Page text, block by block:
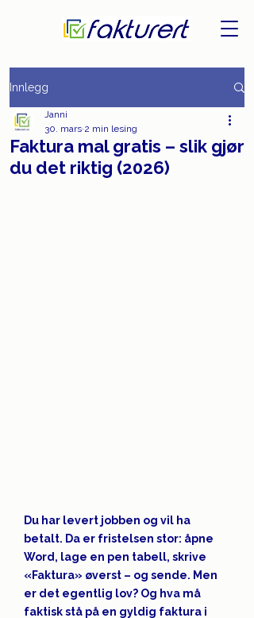
Innlegg
Faktura mal gratis – slik gjør
du det riktig (2026)
Janni
30. mars 2 min lesing
Du har levert jobben og vil ha
betalt. Da er fristelsen stor: åpne
Word, lage en pen tabell, skrive
«Faktura» øverst – og sende. Men
er det egentlig lov? Og hva må
faktisk stå på en gyldig faktura i